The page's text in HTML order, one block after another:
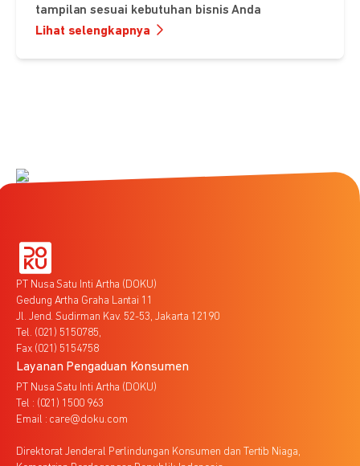
tampilan sesuai kebutuhan bisnis Anda
Lihat selengkapnya
PT Nusa Satu Inti Artha (DOKU)
Gedung Artha Graha Lantai 11
Jl. Jend. Sudirman Kav. 52-53, Jakarta 12190
Tel. (021) 5150785,
Fax (021) 5154758
Layanan Pengaduan Konsumen
PT Nusa Satu Inti Artha (DOKU)
Tel : (021) 1500 963
Email : care@doku.com
Direktorat Jenderal Perlindungan Konsumen dan Tertib Niaga,